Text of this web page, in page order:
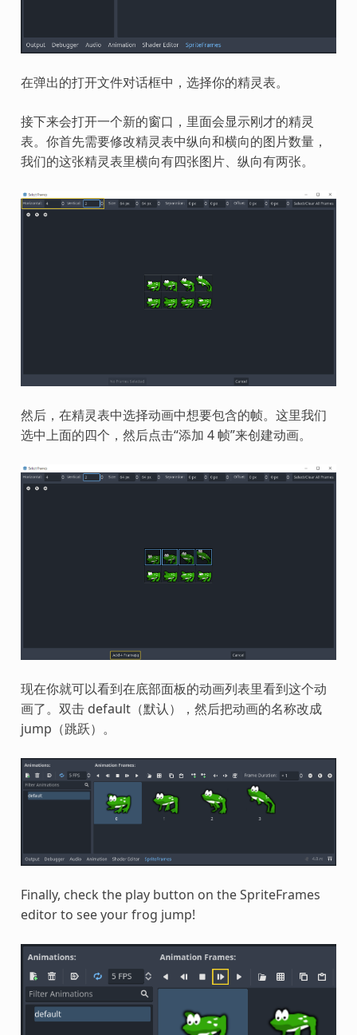
在弹出的打开文件对话框中，选择你的精灵表。
接下来会打开一个新的窗口，里面会显示刚才的精灵
表。你首先需要修改精灵表中纵向和横向的图片数量，
我们的这张精灵表里横向有四张图片、纵向有两张。
然后，在精灵表中选择动画中想要包含的帧。这里我们
选中上面的四个，然后点击“添加 4 帧”来创建动画。
现在你就可以看到在底部面板的动画列表里看到这个动
画了。双击 default（默认），然后把动画的名称改成
jump（跳跃）。
Finally, check the play button on the SpriteFrames
editor to see your frog jump!